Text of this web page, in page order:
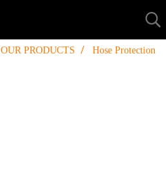
OUR PRODUCTS
Hose Protection